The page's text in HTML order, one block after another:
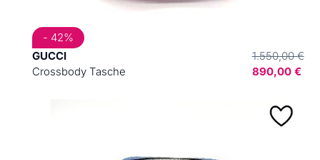
GUCCI
Crossbody Tasche
1.550,00 €
890,00 €
- 42%